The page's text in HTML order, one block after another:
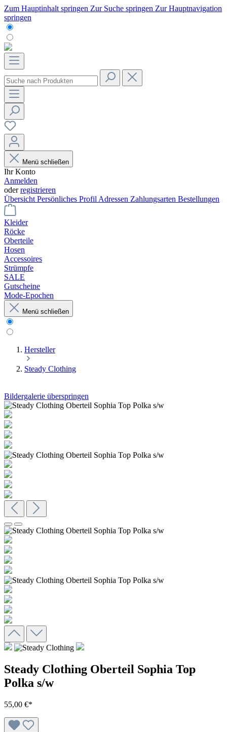
Zum Hauptinhalt springen Zur Suche springen Zur Hauptnavigation
springen
Menü schließen
Ihr Konto
Anmelden
oderregistrieren
Übersicht Persönliches Profil Adressen Zahlungsarten Bestellungen
Kleider
Röcke
Oberteile
Hosen
Accessoires
Strümpfe
SALE
Gutscheine
Mode-Epochen
Menü schließen
Hersteller
Steady Clothing
Bildergalerie überspringen
Steady Clothing Oberteil Sophia Top
Polka s/w
55,00 €*